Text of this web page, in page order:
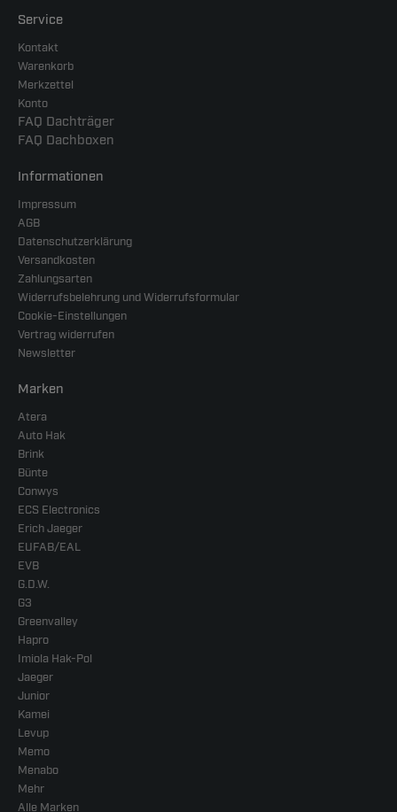
Service
Kontakt
Warenkorb
Merkzettel
Konto
FAQ Dachträger
FAQ Dachboxen
Informationen
Impressum
AGB
Datenschutzerklärung
Versandkosten
Zahlungsarten
Widerrufsbelehrung und Widerrufsformular
Cookie-Einstellungen
Vertrag widerrufen
Newsletter
Marken
Atera
Auto Hak
Brink
Bünte
Conwys
ECS Electronics
Erich Jaeger
EUFAB/EAL
EVB
G.D.W.
G3
Greenvalley
Hapro
Imiola Hak-Pol
Jaeger
Junior
Kamei
Levup
Memo
Menabo
Mehr
Alle Marken